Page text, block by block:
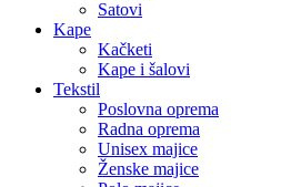
Satovi
Kape
Kačketi
Kape i šalovi
Tekstil
Poslovna oprema
Radna oprema
Unisex majice
Ženske majice